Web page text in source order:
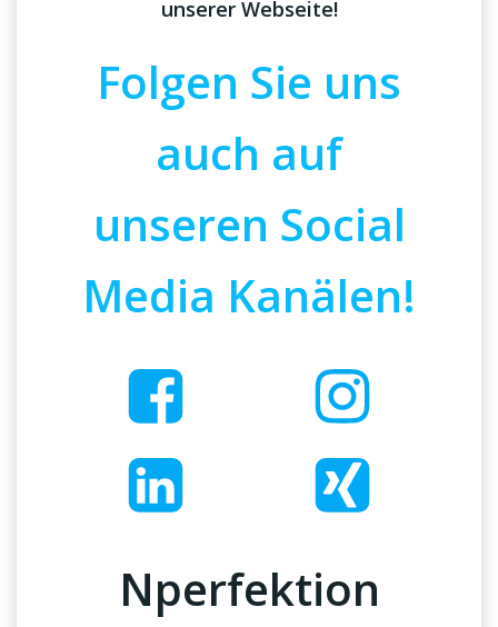
unserer Webseite!
Folgen Sie uns
auch auf
unseren Social
Media Kanälen!
Nperfektion